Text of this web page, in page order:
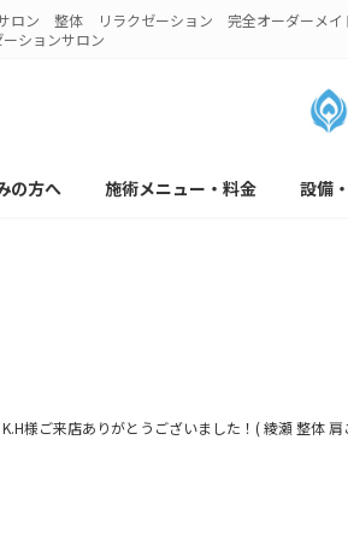
ロン 整体 リラクゼーション 完全オーダーメ
ションサロン
の方へ 施術メニュー・料金 設備
新
K.H様ご来店ありがとうございました！( 綾瀬 整体 肩